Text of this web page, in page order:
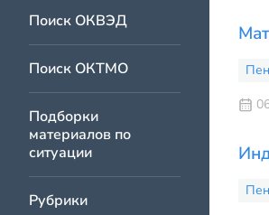
Поиск ОКВЭД
Поиск ОКТМО
Подборки
материалов по
ситуации
Рубрики